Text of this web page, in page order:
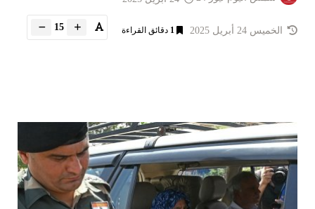
الخميس 24 أبريل 2025 1 دقائق القراءة 15